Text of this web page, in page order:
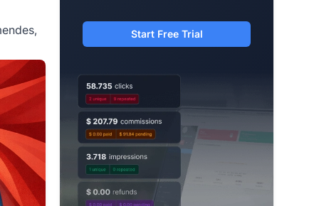
Start Free Trial